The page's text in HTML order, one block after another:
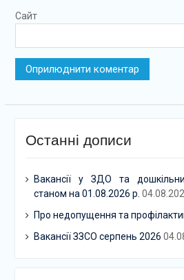
Сайт
Останні дописи
Вакансії у ЗДО та
станом на 01.08.2026 р.
Про недопущення та
Вакансії ЗЗСО серпень 2026